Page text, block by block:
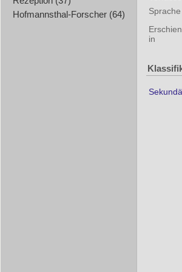
Hofmannsthal-Forscher (64)
Sprache
in